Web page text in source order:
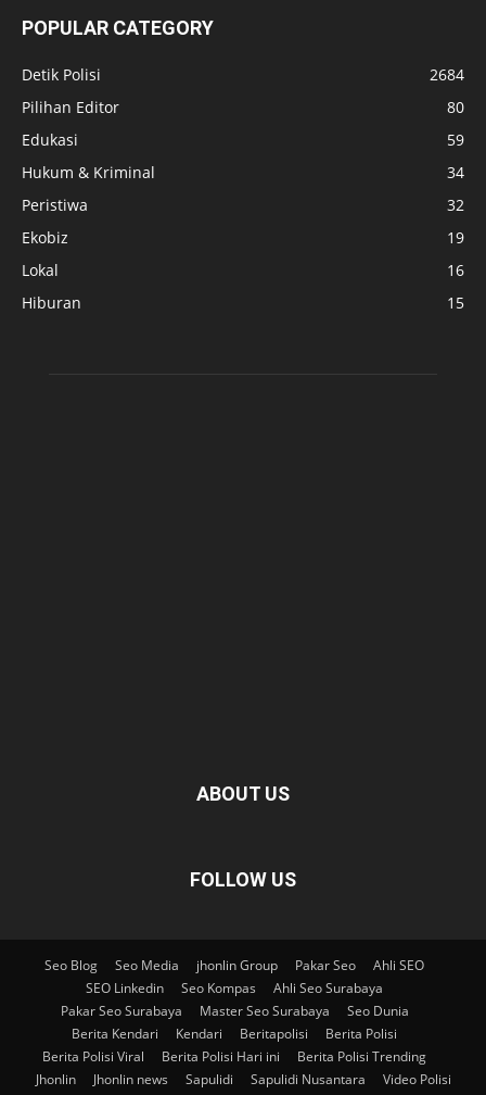
POPULAR CATEGORY
Detik Polisi
2684
Pilihan Editor
80
Edukasi
59
Hukum & Kriminal
34
Peristiwa
32
Ekobiz
19
Lokal
16
Hiburan
15
ABOUT US
FOLLOW US
Seo Blog Seo Media jhonlin Group Pakar Seo
Ahli SEO
SEO Linkedin
Seo Kompas
Ahli Seo Surabaya
Pakar Seo Surabaya
Master Seo Surabaya
Seo Dunia
Berita Kendari
Kendari Beritapolisi
Berita Polisi
Berita Polisi Viral
Berita Polisi Hari ini
Berita Polisi Trending
Jhonlin
Jhonlin news Sapulidi Sapulidi Nusantara Video Polisi